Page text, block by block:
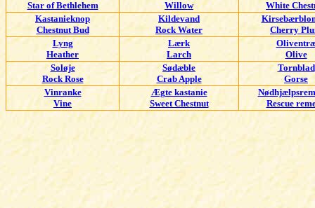
Star of Bethlehem
Willow
White
Kastanieknop
Chestnut Bud
Kildevand
Rock Water
Cherry
Lyng
Heather
Lærk
Larch
Olive
Soløje
Rock Rose
Sødæble
Crab Apple
Tornblad
Gorse
Vinranke
Vine
Ægte kastanie
Sweet Chestnut
Rescue